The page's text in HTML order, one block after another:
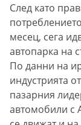
След като
месец, сега
автопарка на
По данни на
индустрията
пазарния
автомобили с